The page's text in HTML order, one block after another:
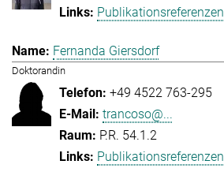
Publikationsreferenzen
Fernanda Giersdorf
Doktorandin
+49 4522 763-295
trancoso@...
P.R. 54.1.2
Publikationsreferenzen